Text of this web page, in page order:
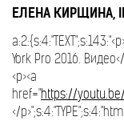
ЕЛЕНА КИРЩИНА,
York Pro 2016.
<p><a
href="https://
</